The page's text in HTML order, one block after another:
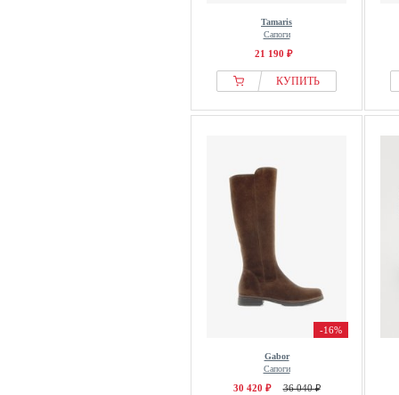
Tamaris
Сапоги
21 190 ₽
КУПИТЬ
-16%
Gabor
Сапоги
30 420 ₽ 36 040 ₽